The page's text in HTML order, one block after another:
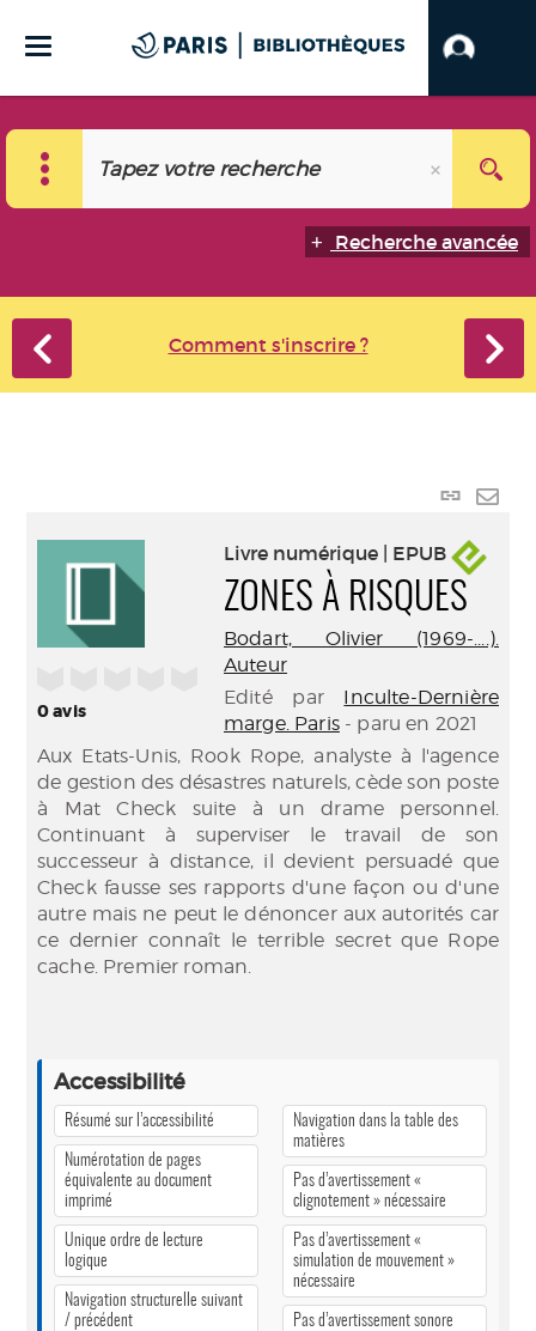
Recherche avancée
Comment s'inscrire ?
Lien
0avis
Livre numérique | EPUB
ZONES À RISQUES
Bodart, Olivier (1969-....).
Auteur
Edité par Inculte-Dernière
marge. Paris- paru en 2021
Aux Etats-Unis, Rook Rope, analyste à l'agence
de gestion des désastres naturels, cède son poste
à Mat Check suite à un drame personnel.
Continuant à superviser le travail de son
successeur à distance, il devient persuadé que
Check fausse ses rapports d'une façon ou d'une
autre mais ne peut le dénoncer aux autorités car
ce dernier connaît le terrible secret que Rope
cache. Premier roman.
Accessibilité
Résumé sur l’accessibilité
Numérotation de pages
équivalente au document
imprimé
Unique ordre de lecture
logique
Navigation structurelle suivant
/ précédent
Navigation dans la table des
matières
Pas d’avertissement «
clignotement » nécessaire
Pas d’avertissement «
simulation de mouvement »
nécessaire
Pas d’avertissement sonore